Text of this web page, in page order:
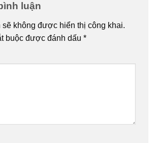
luận
sẽ không được hiển thị công khai.
buộc được đánh dấu *